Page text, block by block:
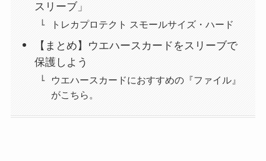
スリーブ」
トレカプロテクト スモールサイズ・ハード
【まとめ】ウエハースカードをスリーブで
保護しよう
ウエハースカードにおすすめの『ファイル』
がこちら。